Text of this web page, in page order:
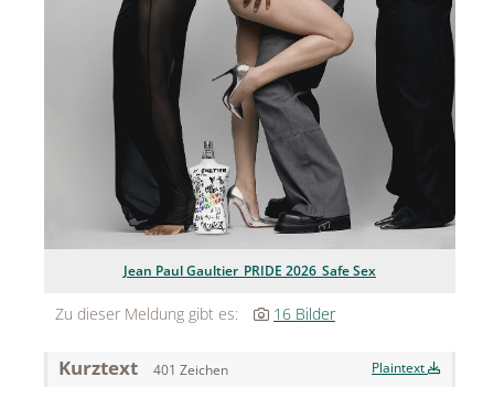
Jean Paul Gaultier
Nägele & Strubell
sh!ne by Dorotheum Juwelier
Jean Paul Gaultier_PRIDE 2026_Safe Sex
Zu dieser Meldung gibt es: 16 Bilder
Kurztext 401 Zeichen Plaintext